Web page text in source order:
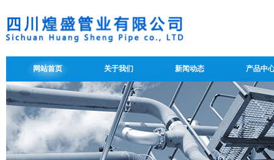
网站首页 关于我们 新闻动态 产品中